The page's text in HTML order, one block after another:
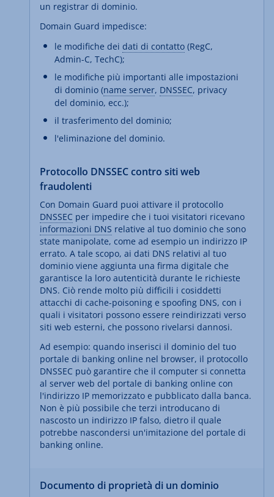
un registrar di dominio.
Domain Guard impedisce:
le modifiche dei dati di contatto (RegC,
Admin-C, TechC);
le modifiche più importanti alle impostazioni
di dominio (name server, DNSSEC, privacy
del dominio, ecc.);
il trasferimento del dominio;
l'eliminazione del dominio.
Protocollo DNSSEC contro siti web
fraudolenti
Con Domain Guard puoi attivare il protocollo
DNSSEC per impedire che i tuoi visitatori ricevano
informazioni DNS relative al tuo dominio che sono
state manipolate, come ad esempio un indirizzo IP
errato. A tale scopo, ai dati DNS relativi al tuo
dominio viene aggiunta una firma digitale che
garantisce la loro autenticità durante le richieste
DNS. Ciò rende molto più difficili i cosiddetti
attacchi di cache-poisoning e spoofing DNS, con i
quali i visitatori possono essere reindirizzati verso
siti web esterni, che possono rivelarsi dannosi.
Ad esempio: quando inserisci il dominio del tuo
portale di banking online nel browser, il protocollo
DNSSEC può garantire che il computer si connetta
al server web del portale di banking online con
l'indirizzo IP memorizzato e pubblicato dalla banca.
Non è più possibile che terzi introducano di
nascosto un indirizzo IP falso, dietro il quale
potrebbe nascondersi un'imitazione del portale di
banking online.
Documento di proprietà di un dominio